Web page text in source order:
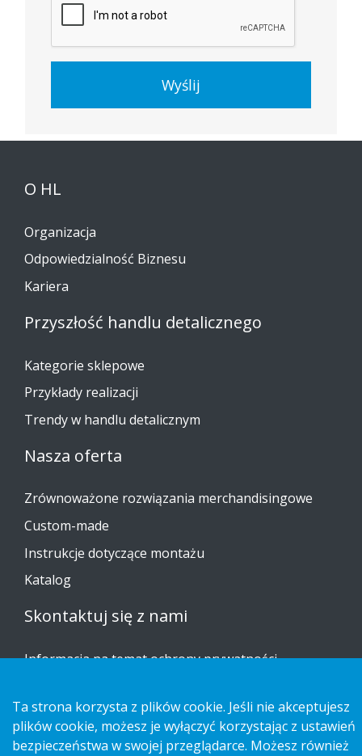
Wyślij
O HL
Organizacja
Odpowiedzialność Biznesu
Kariera
Przyszłość handlu detalicznego
Kategorie sklepowe
Przykłady realizacji
Trendy w handlu detalicznym
Nasza oferta
Zrównoważone rozwiązania merchandisingowe
Custom-made
Instrukcje dotyczące montażu
Katalog
Skontaktuj się z nami
Informacja na temat ochrony prywatności
Ta strona korzysta z plików cookie. Jeśli nie akceptujesz
plików cookie, możesz je wyłączyć korzystając z ustawień
bezpieczeństwa w swojej przeglądarce. Możesz również